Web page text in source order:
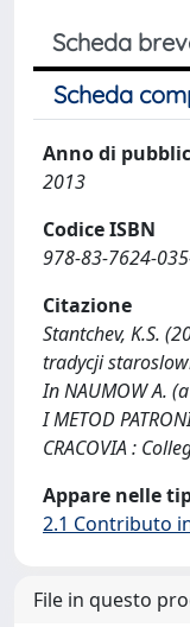
Scheda
Scheda
Anno di
2013
Codice ISBN
978-83-7624-
Citazione
Stantchev, K.S.
tradycji
In NAUMOW A. (a
I METOD
CRACOVIA :
Appare nelle
2.1 Contributo
File in questo